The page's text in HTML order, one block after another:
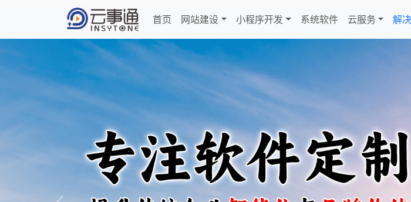
首页 网站建设 小程序开发 系统软件 云服务 解